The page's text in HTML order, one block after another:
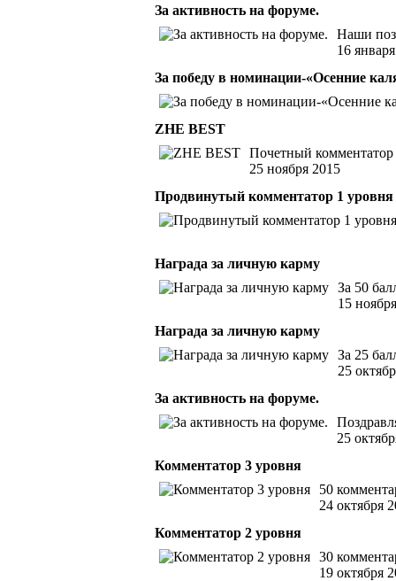
За активность на форуме.
Наши
16
За победу в номинации-«Осенние
ZHE BEST
Почетный комментатор
25 ноября 2015
Продвинутый комментатор 1 уровня
Награда за личную карму
За 50
15
Награда за личную карму
За 25
25
За активность на форуме.
25
Комментатор 3 уровня
50
24 октября
Комментатор 2 уровня
30
19 октября